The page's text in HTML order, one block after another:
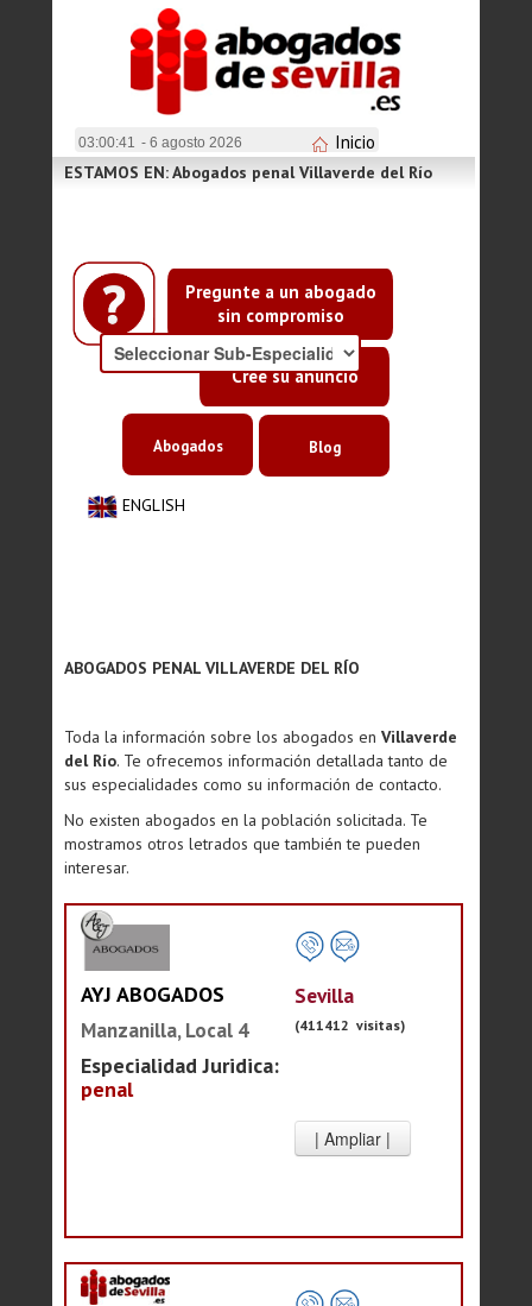
03:00:42 - 6 agosto 2026 Inicio
Pregunte a un abogado
sin compromiso
Cree su anuncio
ESTAMOS EN: Abogados penal Villaverde del Río
ENGLISH
Abogados Blog
ABOGADOS PENAL VILLAVERDE DEL RÍO
Toda la información sobre los abogados en Villaverde
del Río. Te ofrecemos información detallada tanto de
sus especialidades como su información de contacto.
No existen abogados en la población solicitada. Te
mostramos otros letrados que también te pueden
interesar.
AYJ ABOGADOS
Manzanilla, Local 4
Especialidad Juridica:
penal
Sevilla
(411412 visitas)